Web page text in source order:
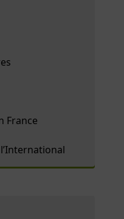
France